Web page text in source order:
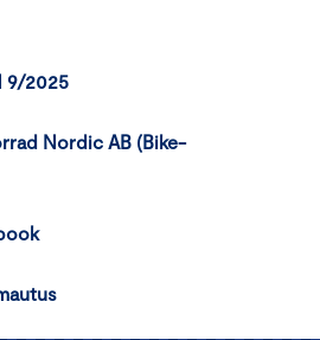
2025
Nordic AB (Bike-